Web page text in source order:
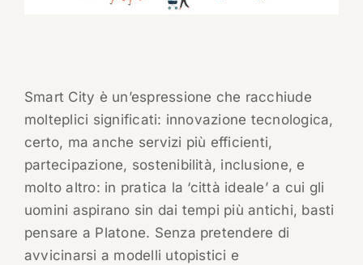
Smart City è un’espressione che racchiude
molteplici significati: innovazione tecnologica,
certo, ma anche servizi più efficienti,
partecipazione, sostenibilità, inclusione, e
molto altro: in pratica la ‘città ideale’ a cui gli
uomini aspirano sin dai tempi più antichi, basti
pensare a Platone. Senza pretendere di
avvicinarsi a modelli utopistici e